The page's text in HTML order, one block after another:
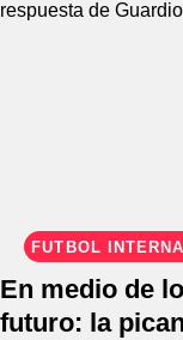
FÚTBOL
En medio de
futuro: la